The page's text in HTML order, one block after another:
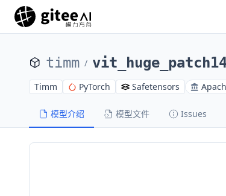
timm /
Timm PyTorch Safetensors
模型介绍 模型文件 Issues